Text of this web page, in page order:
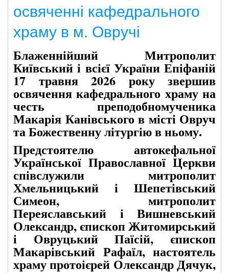
освяченні кафедрального
храму в м. Овручі
Блаженнійший Митрополит
Київський і всієї України Епіфаній
17 травня 2026 року звершив
освячення кафедрального храму на
честь преподобномученика
Макарія Канівського в місті Овруч
та Божественну літургію в ньому.
Предстоятелю автокефальної
Української Православної Церкви
співслужили митрополит
Хмельницький і Шепетівський
Симеон, митрополит
Переяславський і Вишневський
Олександр, єпископ Житомирський
і Овруцький Паїсій, єпископ
Макарівський Рафаїл, настоятель
храму протоієрей Олександр Дячук,